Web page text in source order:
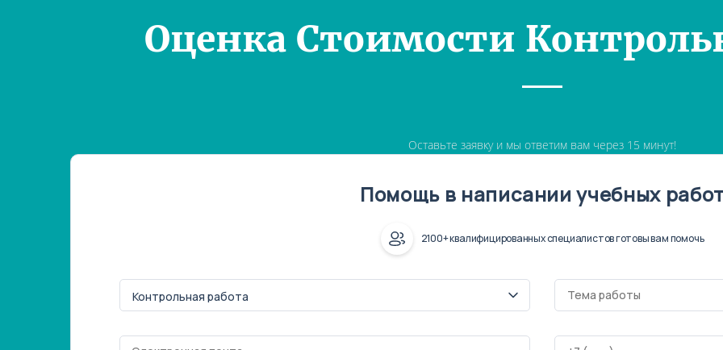
Оценка Стоимости
Оставьте заявку и мы ответим вам через 15 минут!
Помощь в написании учебных
2100+ квалифицированных специалистов готовы вам помочь